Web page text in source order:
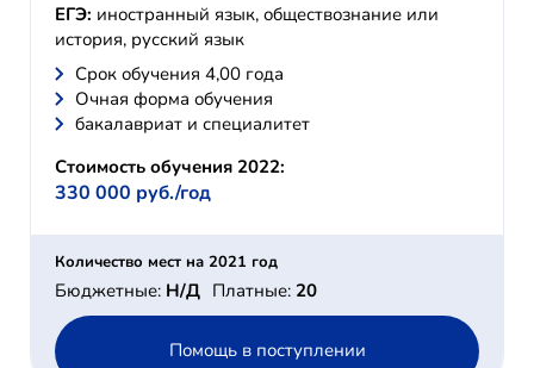
ЕГЭ: иностранный язык, обществознание или
история, русский язык
Cрок обучения 4,00 года
Очная форма обучения
бакалавриат и специалитет
Стоимость обучения 2022:
330 000 руб./год
Количество мест на 2021 год
Бюджетные: Н/Д Платные: 20
Помощь в поступлении